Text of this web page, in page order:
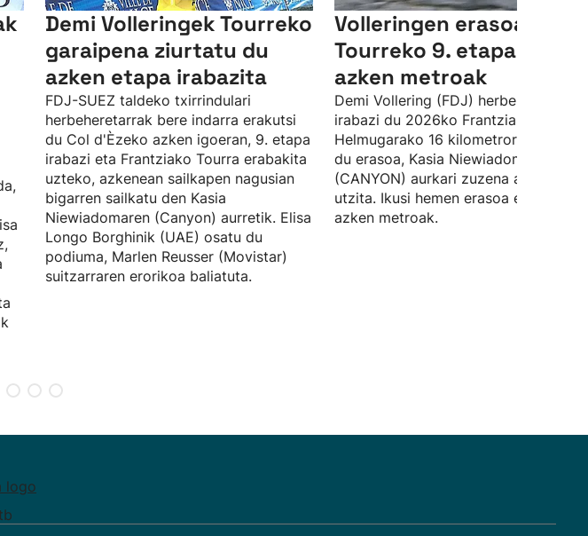
Demi Volleringek Tourreko
garaipena ziurtatu du
azken etapa irabazita
FDJ-SUEZ taldeko txirrindulari
herbeheretarrak bere indarra erakutsi
du Col d'Èzeko azken igoeran, 9. etapa
irabazi eta Frantziako Tourra erabakita
uzteko, azkenean sailkapen nagusian
bigarren sailkatu den Kasia
Niewiadomaren (Canyon) aurretik. Elisa
Longo Borghinik (UAE) osatu du
podiuma, Marlen Reusser (Movistar)
suitzarraren erorikoa baliatuta.
Volleringen erasoa eta
Tourreko 9. etapako
azken metroak
Demi Vollering (FDJ) herbeheretarrak
irabazi du 2026ko Frantziako Tourra.
Helmugarako 16 kilometroren faltan
du erasoa, Kasia Niewiadoma
(CANYON) aurkari zuzena atzean
utzita. Ikusi hemen erasoa eta
azken metroak.